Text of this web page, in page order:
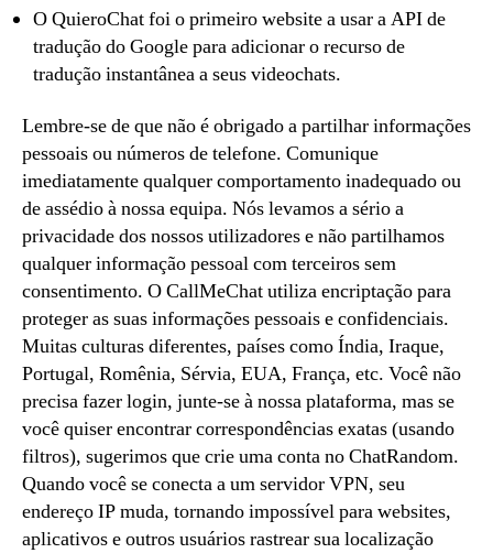
O QuieroChat foi o primeiro website a usar a API de
tradução do Google para adicionar o recurso de
tradução instantânea a seus videochats.
Lembre-se de que não é obrigado a partilhar informações
pessoais ou números de telefone. Comunique
imediatamente qualquer comportamento inadequado ou
de assédio à nossa equipa. Nós levamos a sério a
privacidade dos nossos utilizadores e não partilhamos
qualquer informação pessoal com terceiros sem
consentimento. O CallMeChat utiliza encriptação para
proteger as suas informações pessoais e confidenciais.
Muitas culturas diferentes, países como Índia, Iraque,
Portugal, Romênia, Sérvia, EUA, França, etc. Você não
precisa fazer login, junte-se à nossa plataforma, mas se
você quiser encontrar correspondências exatas (usando
filtros), sugerimos que crie uma conta no ChatRandom.
Quando você se conecta a um servidor VPN, seu
endereço IP muda, tornando impossível para websites,
aplicativos e outros usuários rastrear sua localização